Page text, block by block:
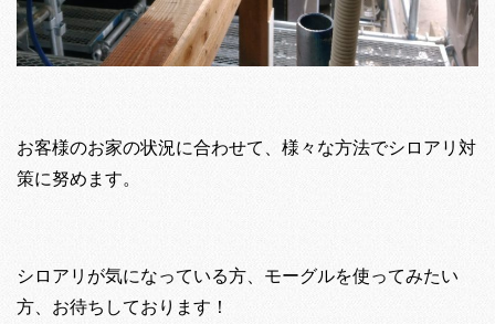
お客様のお家の状況に合わせて、様々な方法でシロアリ対
策に努めます。
シロアリが気になっている方、モーグルを使ってみたい
方、お待ちしております！